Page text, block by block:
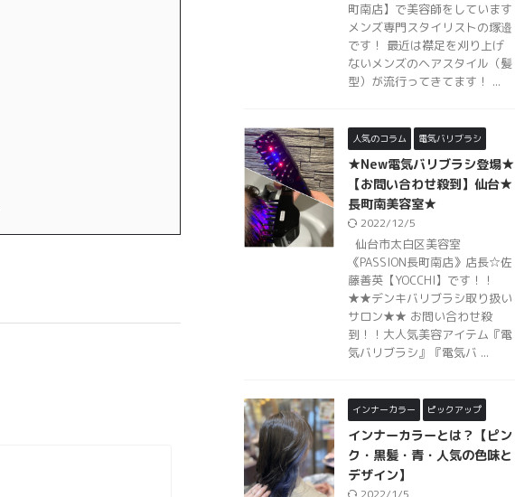
町南店】で美容師をしています
メンズ専門スタイリストの塚邉
です！ 最近は襟足を刈り上げ
ないメンズのヘアスタイル（髪
型）が流行ってきてます！ ...
人気のコラム 電気バリブラシ
★New電気バリブラシ登場★
【お問い合わせ殺到】仙台★
長町南美容室★
2022/12/5
仙台市太白区美容室
《PASSION長町南店》店長☆佐
藤善英【YOCCHI】です！！
★★デンキバリブラシ取り扱い
サロン★★ お問い合わせ殺
到！！大人気美容アイテム『電
気バリブラシ』『電気バ ...
インナーカラー ピックアップ
インナーカラーとは？【ピン
ク・黒髪・青・人気の色味と
デザイン】
2022/1/5